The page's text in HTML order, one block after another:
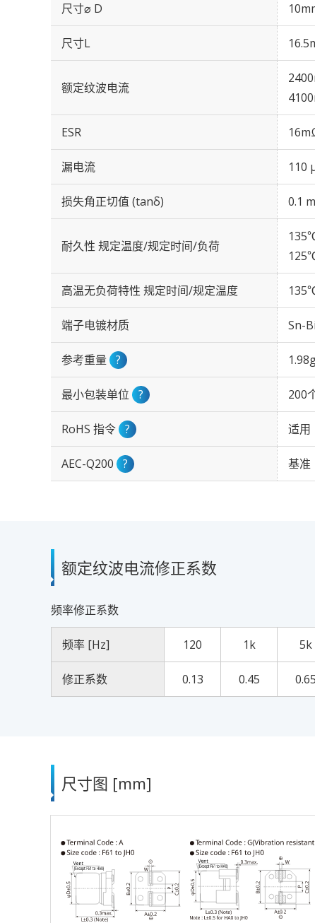
尺寸⌀ D
尺寸L
额定纹波电流
ESR
漏电流 110
损失角正切值 (tanδ) 0.1
耐久性 规定温度/规定时间/负荷
高温无负荷特性 规定时间/规定温度
端子电镀材质 Sn-Bi
参考重量 ?
最小包装单位 ? 200
RoHS 指令 ? 适用
AEC-Q200 ? 基准
额定纹波电流修正系数
频率修正系数
频率 [Hz] 120 1k 5k
修正系数 0.13 0.45 0.65
尺寸图 [mm]